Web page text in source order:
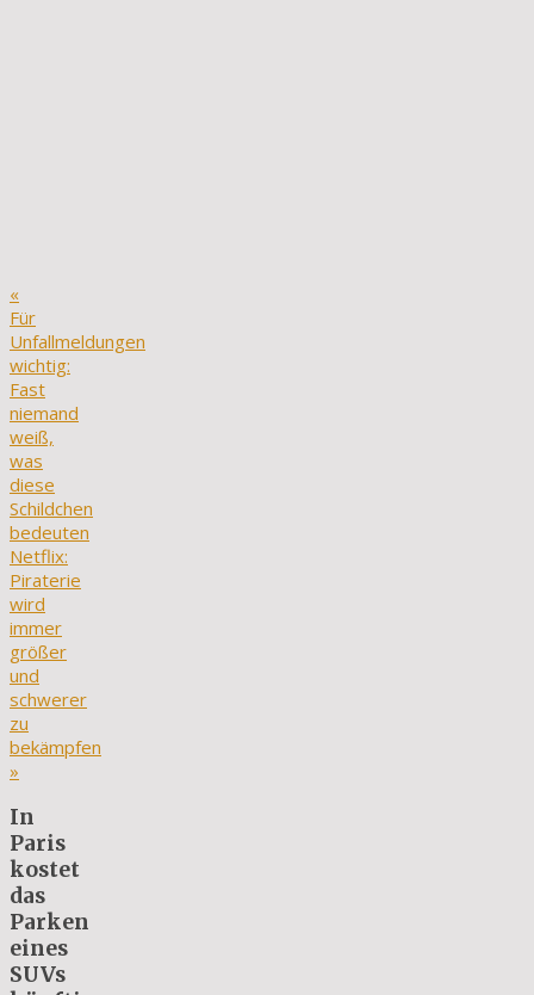
«
Für
Unfallmeldungen
wichtig:
Fast
niemand
weiß,
was
diese
Schildchen
bedeuten
Netflix:
Piraterie
wird
immer
größer
und
schwerer
zu
bekämpfen
»
In
Paris
kostet
das
Parken
eines
SUVs